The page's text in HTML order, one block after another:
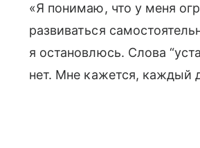
«Я понимаю, что у меня
развиваться
я остановлюсь. Слова
нет. Мне кажется, каждый